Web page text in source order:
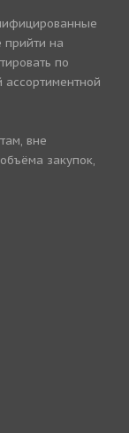
прийти на
по
вне
закупок,